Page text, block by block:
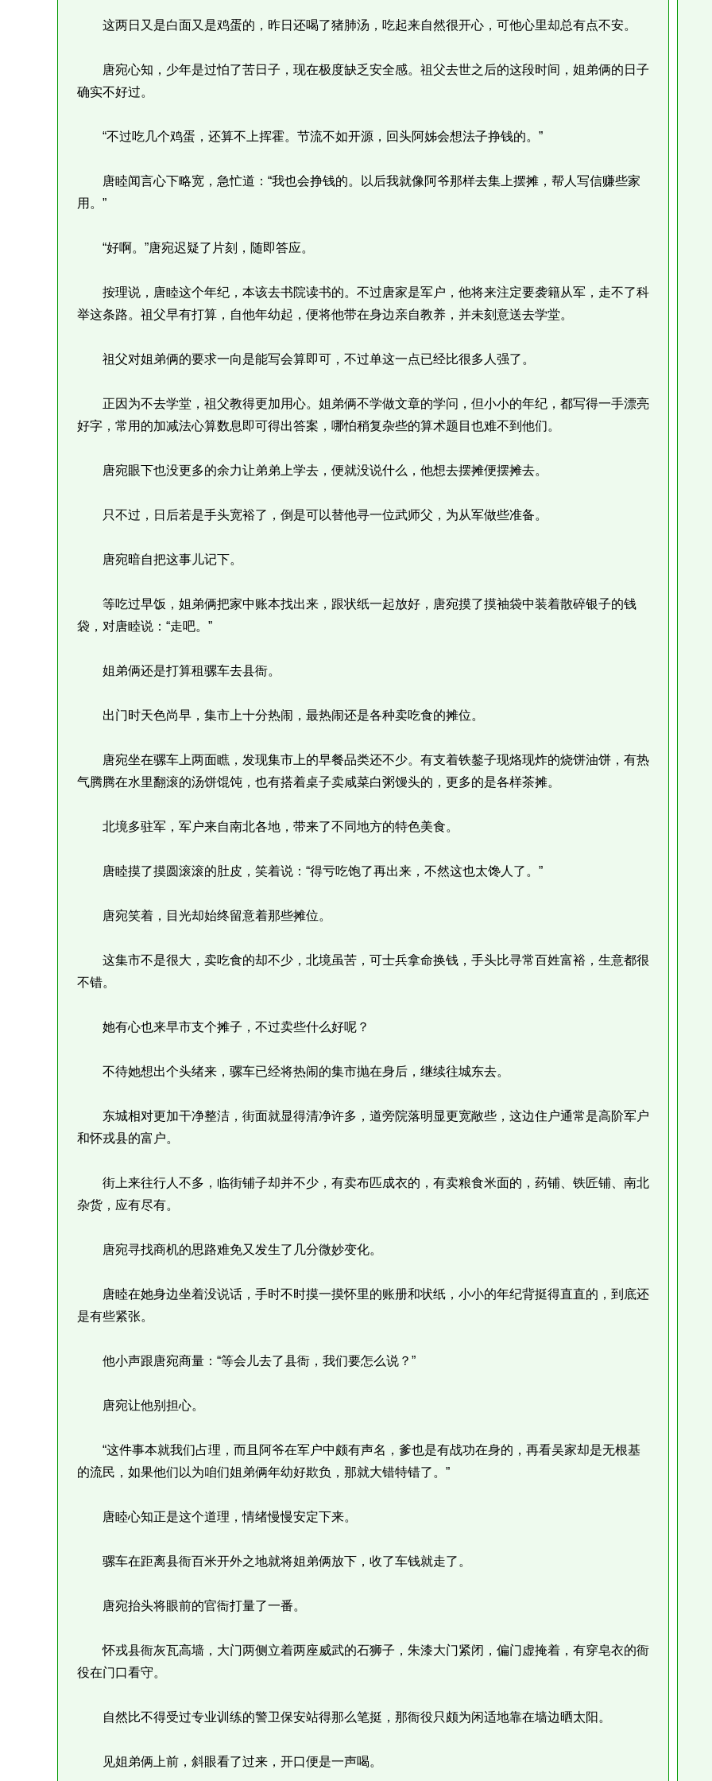
这两日又是白面又是鸡蛋的，昨日还喝了猪肺汤，吃起来自然很开心，可他心里却总有点不安。
唐宛心知，少年是过怕了苦日子，现在极度缺乏安全感。祖父去世之后的这段时间，姐弟俩的日子
确实不好过。
“不过吃几个鸡蛋，还算不上挥霍。节流不如开源，回头阿姊会想法子挣钱的。”
唐睦闻言心下略宽，急忙道：“我也会挣钱的。以后我就像阿爷那样去集上摆摊，帮人写信赚些家
用。”
“好啊。”唐宛迟疑了片刻，随即答应。
按理说，唐睦这个年纪，本该去书院读书的。不过唐家是军户，他将来注定要袭籍从军，走不了科
举这条路。祖父早有打算，自他年幼起，便将他带在身边亲自教养，并未刻意送去学堂。
祖父对姐弟俩的要求一向是能写会算即可，不过单这一点已经比很多人强了。
正因为不去学堂，祖父教得更加用心。姐弟俩不学做文章的学问，但小小的年纪，都写得一手漂亮
好字，常用的加减法心算数息即可得出答案，哪怕稍复杂些的算术题目也难不到他们。
唐宛眼下也没更多的余力让弟弟上学去，便就没说什么，他想去摆摊便摆摊去。
只不过，日后若是手头宽裕了，倒是可以替他寻一位武师父，为从军做些准备。
唐宛暗自把这事儿记下。
等吃过早饭，姐弟俩把家中账本找出来，跟状纸一起放好，唐宛摸了摸袖袋中装着散碎银子的钱
袋，对唐睦说：“走吧。”
姐弟俩还是打算租骡车去县衙。
出门时天色尚早，集市上十分热闹，最热闹还是各种卖吃食的摊位。
唐宛坐在骡车上两面瞧，发现集市上的早餐品类还不少。有支着铁鏊子现烙现炸的烧饼油饼，有热
气腾腾在水里翻滚的汤饼馄饨，也有搭着桌子卖咸菜白粥馒头的，更多的是各样茶摊。
北境多驻军，军户来自南北各地，带来了不同地方的特色美食。
唐睦摸了摸圆滚滚的肚皮，笑着说：“得亏吃饱了再出来，不然这也太馋人了。”
唐宛笑着，目光却始终留意着那些摊位。
这集市不是很大，卖吃食的却不少，北境虽苦，可士兵拿命换钱，手头比寻常百姓富裕，生意都很
不错。
她有心也来早市支个摊子，不过卖些什么好呢？
不待她想出个头绪来，骡车已经将热闹的集市抛在身后，继续往城东去。
东城相对更加干净整洁，街面就显得清净许多，道旁院落明显更宽敞些，这边住户通常是高阶军户
和怀戎县的富户。
街上来往行人不多，临街铺子却并不少，有卖布匹成衣的，有卖粮食米面的，药铺、铁匠铺、南北
杂货，应有尽有。
唐宛寻找商机的思路难免又发生了几分微妙变化。
唐睦在她身边坐着没说话，手时不时摸一摸怀里的账册和状纸，小小的年纪背挺得直直的，到底还
是有些紧张。
他小声跟唐宛商量：“等会儿去了县衙，我们要怎么说？”
唐宛让他别担心。
“这件事本就我们占理，而且阿爷在军户中颇有声名，爹也是有战功在身的，再看吴家却是无根基
的流民，如果他们以为咱们姐弟俩年幼好欺负，那就大错特错了。”
唐睦心知正是这个道理，情绪慢慢安定下来。
骡车在距离县衙百米开外之地就将姐弟俩放下，收了车钱就走了。
唐宛抬头将眼前的官衙打量了一番。
怀戎县衙灰瓦高墙，大门两侧立着两座威武的石狮子，朱漆大门紧闭，偏门虚掩着，有穿皂衣的衙
役在门口看守。
自然比不得受过专业训练的警卫保安站得那么笔挺，那衙役只颇为闲适地靠在墙边晒太阳。
见姐弟俩上前，斜眼看了过来，开口便是一声喝。